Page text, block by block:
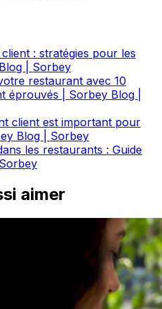
: stratégies pour les
| Sorbey
restaurant avec 10
éprouvés | Sorbey Blog |
client est important pour
Blog | Sorbey
les restaurants : Guide
aimer